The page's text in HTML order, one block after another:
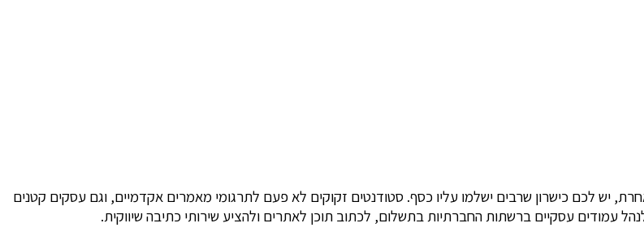
יש לכם כישרון שרבים ישלמו עליו כסף. סטודנטים זקוקים לא פעם לתרגומי מאמרים אקדמיים, וגם עסקים קטנים
עמודים עסקיים ברשתות החברתיות בתשלום, לכתוב תוכן לאתרים ולהציע שירותי כתיבה שיווקית.